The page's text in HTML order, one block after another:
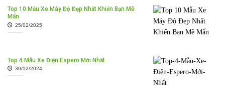
Top 10 Mẫu Xe Máy Độ Đẹp Nhất Khiến Bạn Mê
Mẩn
25/02/2025
Top 4 Mẫu Xe Điện Espero Mới Nhất
30/12/2024